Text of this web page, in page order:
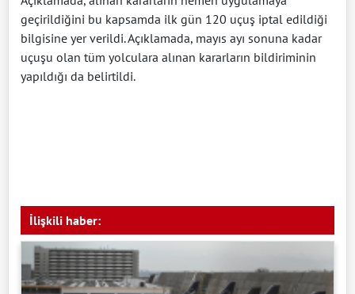
geçirildiğini bu kapsamda ilk gün 120 uçuş iptal edildiği
bilgisine yer verildi. Açıklamada, mayıs ayı sonuna kadar
uçuşu olan tüm yolculara alınan kararların bildiriminin
yapıldığı da belirtildi.
İlişkili haber: